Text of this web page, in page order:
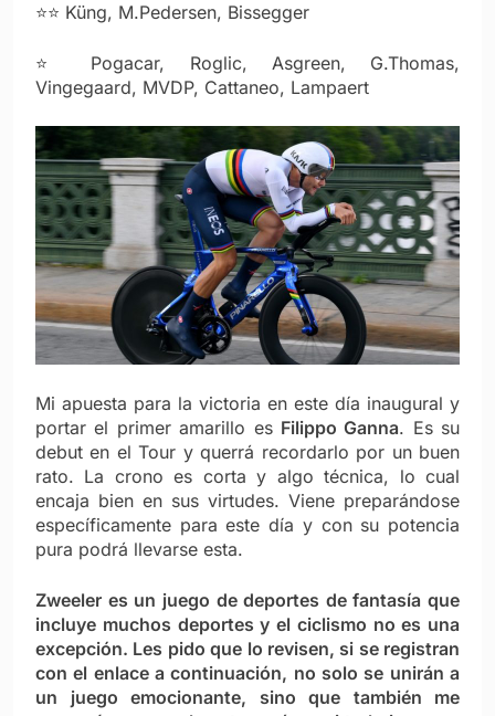
⭐⭐ Küng, M.Pedersen, Bissegger
⭐ Pogacar, Roglic, Asgreen, G.Thomas,
Vingegaard, MVDP, Cattaneo, Lampaert
Mi apuesta para la victoria en este día inaugural y
portar el primer amarillo es Filippo Ganna. Es su
debut en el Tour y querrá recordarlo por un buen
rato. La crono es corta y algo técnica, lo cual
encaja bien en sus virtudes. Viene preparándose
específicamente para este día y con su potencia
pura podrá llevarse esta.
Zweeler es un juego de deportes de fantasía que
incluye muchos deportes y el ciclismo no es una
excepción. Les pido que lo revisen, si se registran
con el enlace a continuación, no solo se unirán a
un juego emocionante, sino que también me